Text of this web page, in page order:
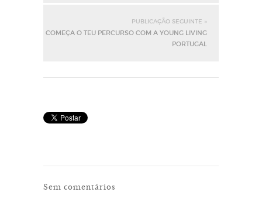
PUBLICAÇÃO SEGUINTE »
COMEÇA O TEU PERCURSO COM A YOUNG LIVING
PORTUGAL
Sem comentários